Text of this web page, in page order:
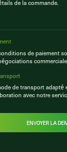
de la commande.
de paiement
de transport adapté
avec notre
ENVOYER LA